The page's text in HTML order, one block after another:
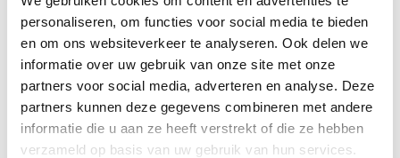
personaliseren, om functies voor social media te bieden
en om ons websiteverkeer te analyseren. Ook delen we
informatie over uw gebruik van onze site met onze
partners voor social media, adverteren en analyse. Deze
partners kunnen deze gegevens combineren met andere
informatie die u aan ze heeft verstrekt of die ze hebben
verzameld op basis van uw gebruik van hun services.
Schaakbond.nl wordt mede mogelijk
gemaakt door: